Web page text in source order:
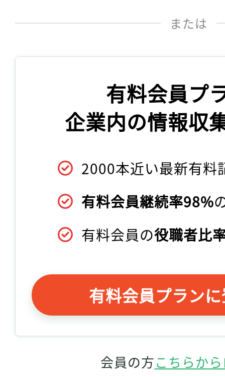
または
有料会員プ
企業内の情報収
2000本近い最新有料
有料会員継続率98%
有料会員の役職者比
有料会員プラン
会員の方こちらか